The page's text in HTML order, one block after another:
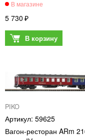
5 730
PIKO
59625
Вагон-ресторан ARm